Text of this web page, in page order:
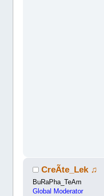
CreÃte_Lek ♫
BuRaPha_TeAm
Global Moderator